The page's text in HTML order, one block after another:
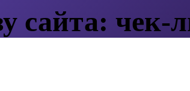
сайта: чек-